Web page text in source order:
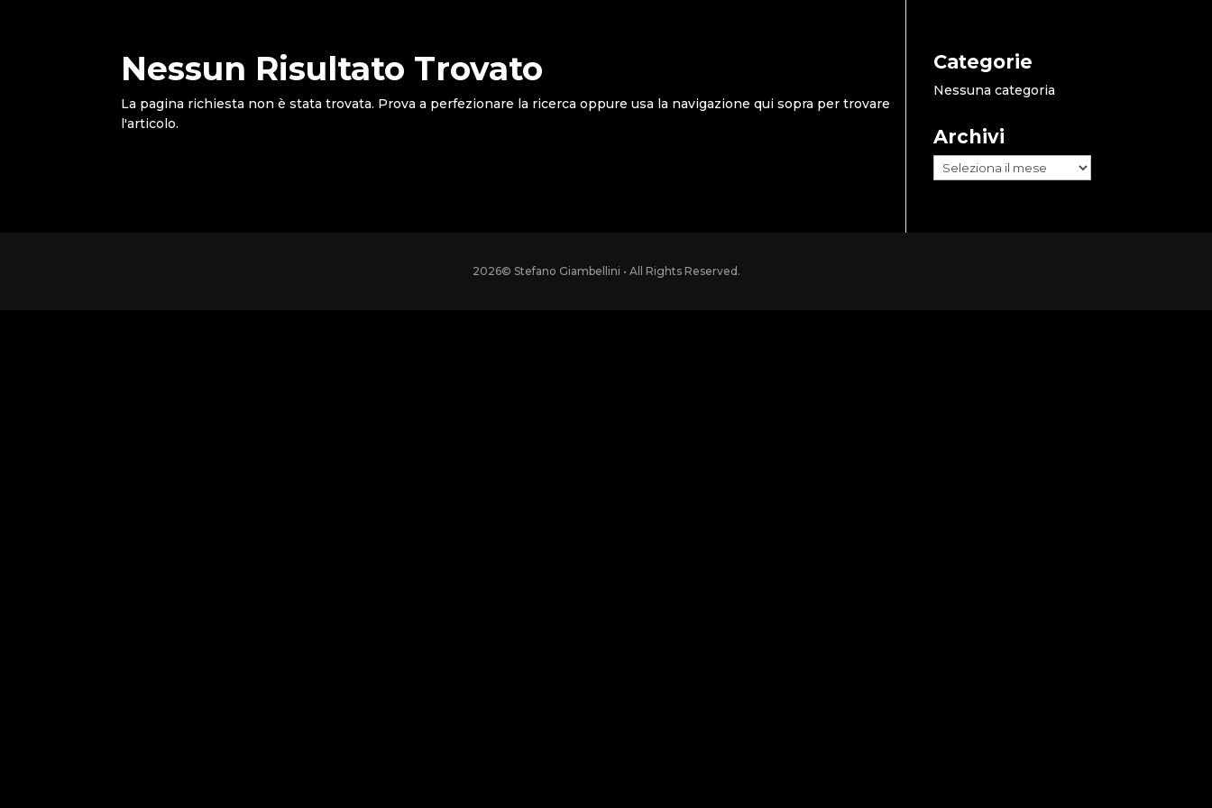
Nessun Risultato Trovato
La pagina richiesta non è stata trovata. Prova a perfezionare la ricerca oppure usa la navigazione qui sopra per trovare
l'articolo.
Categorie
Nessuna categoria
Archivi
Archivi
2026© Stefano Giambellini • All Rights Reserved.